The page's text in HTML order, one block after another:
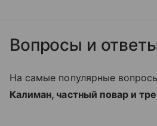
Вопросы и
На самые популярные
Калиман, частный повар и